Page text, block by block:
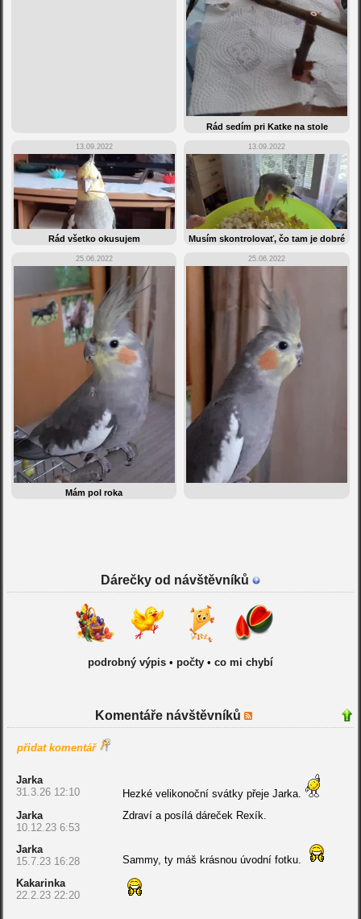
Rád sedím pri Katke na stole
13.09.2022
Rád všetko okusujem
13.09.2022
Musím skontrolovať, čo tam je dobré
25.06.2022
Mám pol roka
25.06.2022
Dárečky od návštěvníků
podrobný výpis• počty• co mi chybí
Komentáře návštěvníků
přidat komentář
Jarka
31.3.26 12:10
Hezké velikonoční svátky přeje Jarka.
Jarka
10.12.23 6:53
Zdraví a posílá dáreček Rexík.
Jarka
15.7.23 16:28
Sammy, ty máš krásnou úvodní fotku.
Kakarinka
22.2.23 22:20